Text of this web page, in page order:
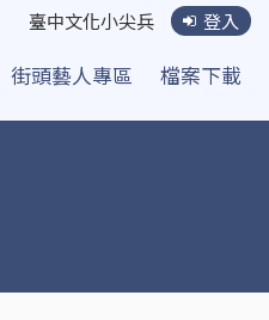
臺中文化小尖兵 登入
街頭藝人專區
檔案下載